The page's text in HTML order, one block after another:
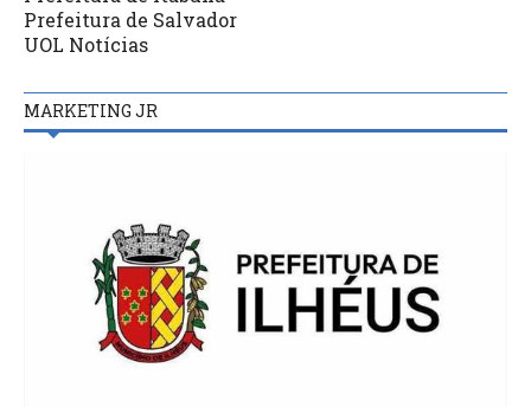
Prefeitura de Salvador
UOL Notícias
MARKETING JR